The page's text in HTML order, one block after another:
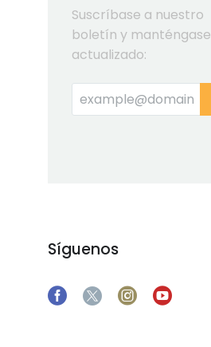
Suscríbase a nuestro
boletín y manténgase
actualizado:
Síguenos